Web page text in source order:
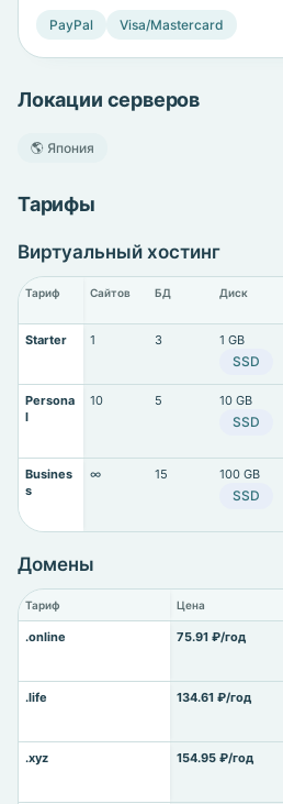
PayPal Visa/Mastercard
Локации серверов
🌎 Япония
Тарифы
Виртуальный хостинг
Тариф Сайтов БД Диск
Starter 1 3 1 GB
SSD
Persona
l
10 5 10 GB
SSD
Busines
s
∞ 15 100 GB
SSD
Домены
Тариф Цена
.online
75.91 ₽/год
.life
134.61 ₽/год
.xyz
154.95 ₽/год